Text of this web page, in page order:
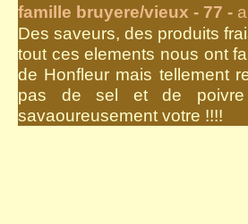
famille bruyere/vieux - 77 -
Des saveurs, des produits
tout ces elements nous ont
de Honfleur mais tellement
pas de sel et de poivre
savaoureusement votre !!!!